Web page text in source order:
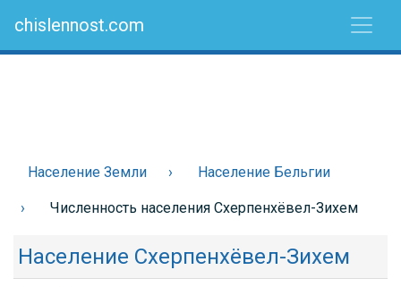
chislennost.com
Население Земли Население Бельгии
Численность населения Схерпенхёвел-Зихем
Население Схерпенхёвел-Зихем